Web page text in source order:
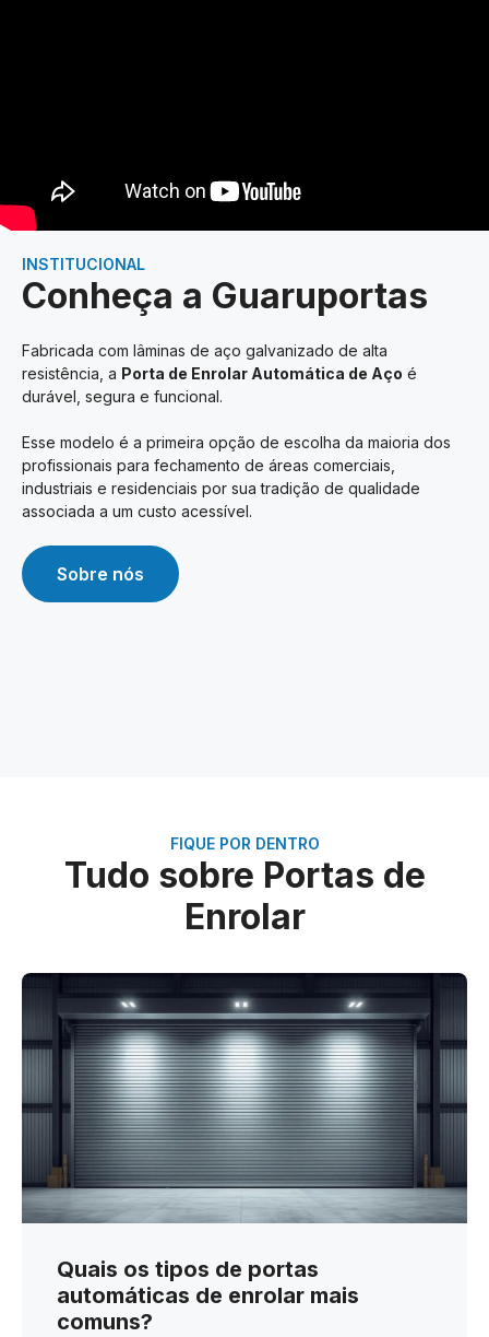
INSTITUCIONAL
Conheça a Guaruportas
Fabricada com lâminas de aço galvanizado de alta
resistência, a Porta de Enrolar Automática de Aço é
durável, segura e funcional.
Esse modelo é a primeira opção de escolha da maioria dos
profissionais para fechamento de áreas comerciais,
industriais e residenciais por sua tradição de qualidade
associada a um custo acessível.
Sobre nós
FIQUE POR DENTRO
Tudo sobre Portas de
Enrolar
Quais os tipos de portas
automáticas de enrolar mais
comuns?